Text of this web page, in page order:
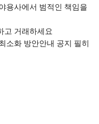
용사에서 범적인 책임을
고 거래하세요
소화 방안안내 공지 필히